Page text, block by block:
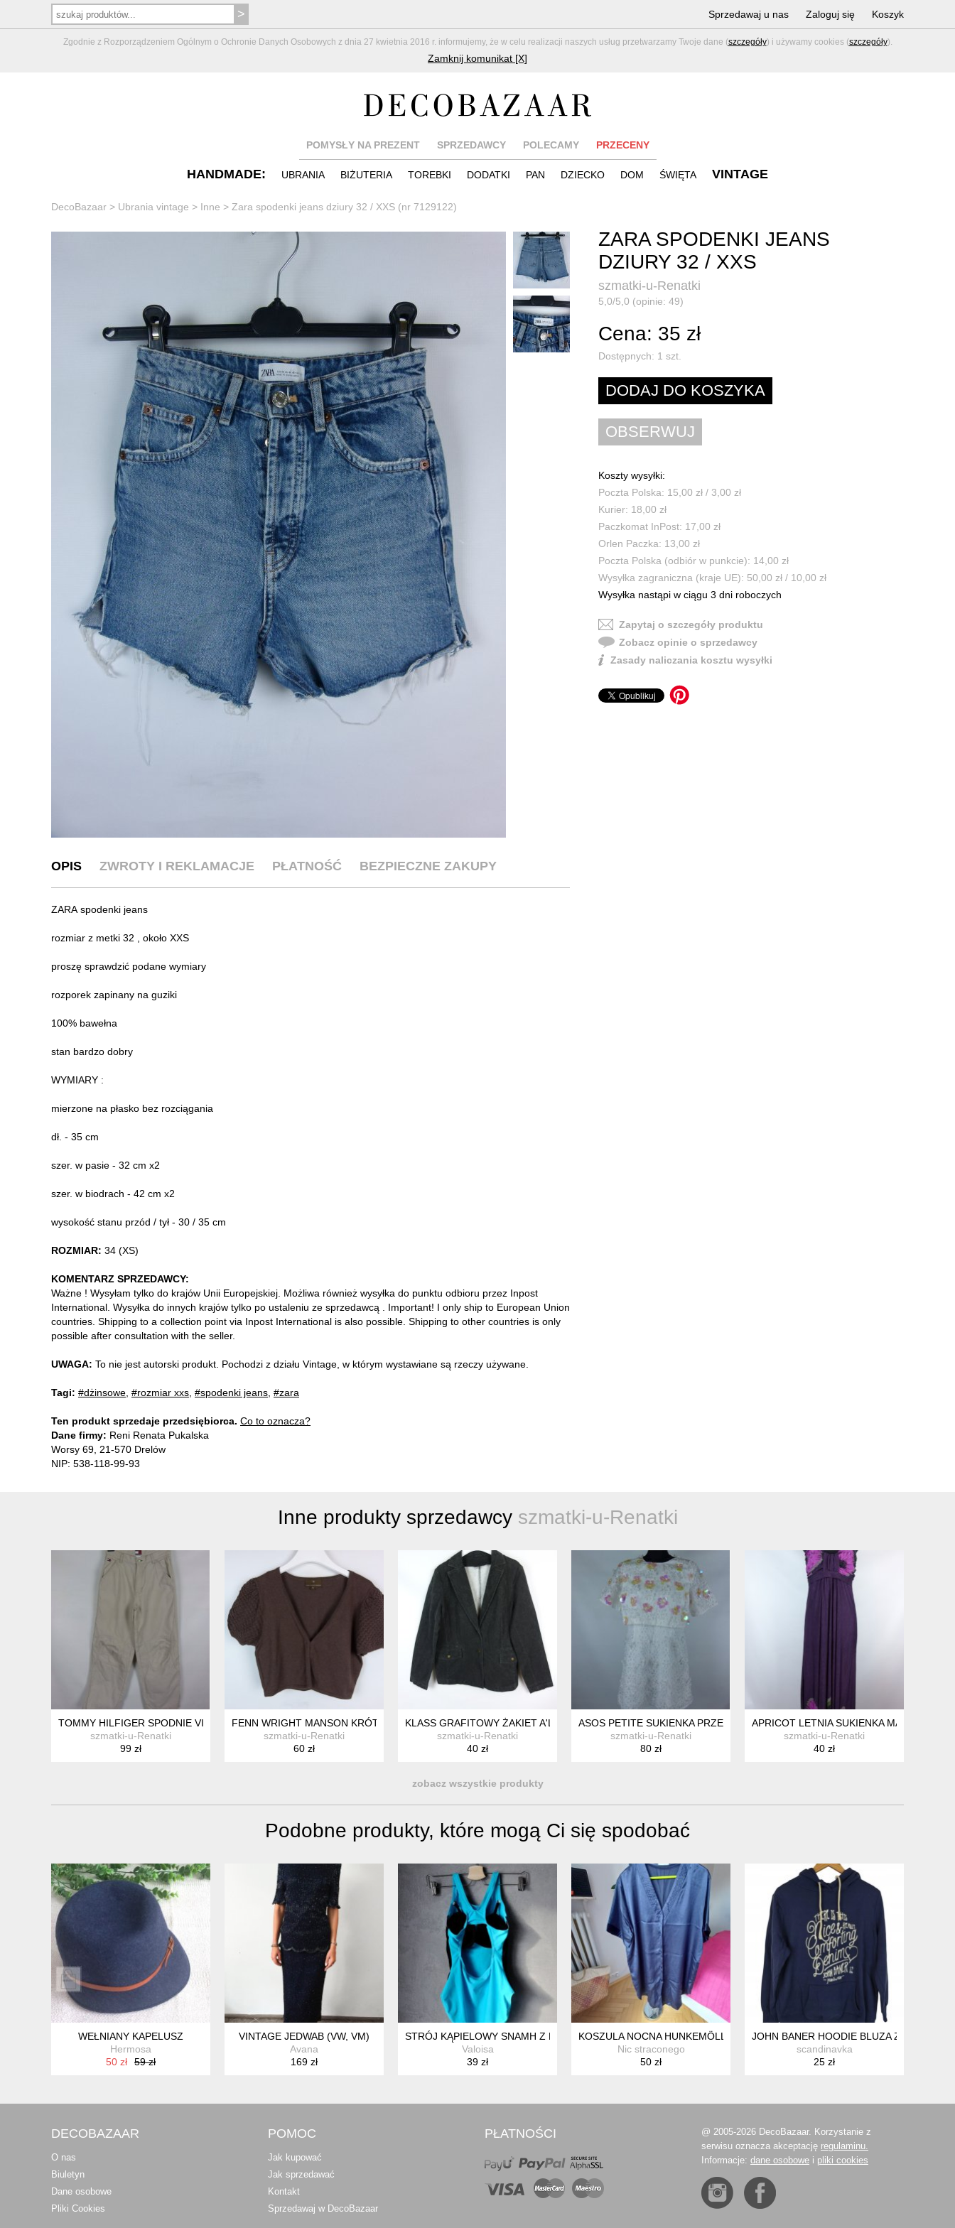
Zgodnie z Rozporządzeniem Ogólnym o Ochronie Danych Osobowych z dnia 27 kwietnia 2016 r. informujemy, że w celu realizacji naszych usług przetwarzamy Twoje dane (szczegóły) i używamy cookies (szczegóły).
Zamknij komunikat [X]
Sprzedawaj u nas Zaloguj się Koszyk
POMYSŁY NA PREZENT SPRZEDAWCY POLECAMY PRZECENY
HANDMADE: UBRANIA BIŻUTERIA TOREBKI DODATKI PAN DZIECKO DOM ŚWIĘTA VINTAGE
DecoBazaar > Ubrania vintage > Inne > Zara spodenki jeans dziury 32 / XXS (nr 7129122)
ZARA SPODENKI JEANS
DZIURY 32 / XXS
szmatki-u-Renatki
5,0/5,0 (opinie: 49)
Cena: 35 zł
Dostępnych: 1 szt.
Koszty wysyłki:
Poczta Polska: 15,00 zł / 3,00 zł
Kurier: 18,00 zł
Paczkomat InPost: 17,00 zł
Orlen Paczka: 13,00 zł
Poczta Polska (odbiór w punkcie): 14,00 zł
Wysyłka zagraniczna (kraje UE): 50,00 zł / 10,00 zł
Wysyłka nastąpi w ciągu 3 dni roboczych
Zapytaj o szczegóły produktu
Zobacz opinie o sprzedawcy
Zasady naliczania kosztu wysyłki
OPIS ZWROTY I REKLAMACJE PŁATNOŚĆ BEZPIECZNE ZAKUPY
ZARA spodenki jeans
rozmiar z metki 32 , około XXS
proszę sprawdzić podane wymiary
rozporek zapinany na guziki
100% bawełna
stan bardzo dobry
WYMIARY :
mierzone na płasko bez rozciągania
dł. - 35 cm
szer. w pasie - 32 cm x2
szer. w biodrach - 42 cm x2
wysokość stanu przód / tył - 30 / 35 cm
ROZMIAR: 34 (XS)
KOMENTARZ SPRZEDAWCY:
Ważne ! Wysyłam tylko do krajów Unii Europejskiej. Możliwa również wysyłka do punktu odbioru przez Inpost
International. Wysyłka do innych krajów tylko po ustaleniu ze sprzedawcą . Important! I only ship to European Union
countries. Shipping to a collection point via Inpost International is also possible. Shipping to other countries is only
possible after consultation with the seller.
UWAGA: To nie jest autorski produkt. Pochodzi z działu Vintage, w którym wystawiane są rzeczy używane.
Tagi: #dżinsowe #rozmiar xxs #spodenki jeans #zara
Ten produkt sprzedaje przedsiębiorca. Co to oznacza?
Dane firmy: Reni Renata Pukalska
Worsy 69, 21-570 Drelów
NIP: 538-118-99-93
Inne produkty sprzedawcy szmatki-u-Renatki
TOMMY HILFIGER SPODNIE VINTAGE BAWEŁNA / 18 - S
szmatki-u-Renatki
99 zł
FENN WRIGHT MANSON KRÓTKI SWETEREK Z ANGORĄ KASZMIREM 16 / 42
szmatki-u-Renatki
60 zł
KLASS GRAFITOWY ŻAKIET A'LA JEANS 18 / 44
szmatki-u-Renatki
40 zł
ASOS PETITE SUKIENKA PRZED KOLANO HAFT 12 / 38 Z METKĄ
szmatki-u-Renatki
80 zł
APRICOT LETNIA SUKIENKA MAXI NA
szmatki-u-Renatki
40 zł
zobacz wszystkie produkty
Podobne produkty, które mogą Ci się spodobać
WEŁNIANY KAPELUSZ
Hermosa
50 zł
59 zł
VINTAGE JEDWAB (VW, VM)
Avana
169 zł
STRÓJ KĄPIELOWY SNAMH Z MISECZKAMI S M L
Valoisa
39 zł
KOSZULA NOCNA HUNKEMÖLLER
Nic straconego
50 zł
JOHN BANER HOODIE BLUZA Z
scandinavka
25 zł
DECOBAZAAR
O nas
Biuletyn
Dane osobowe
Pliki Cookies
POMOC
Jak kupować
Jak sprzedawać
Kontakt
Sprzedawaj w DecoBazaar
PŁATNOŚCI
@ 2005-2026 DecoBazaar. Korzystanie z
serwisu oznacza akceptację regulaminu.
Informacje: dane osobowe i pliki cookies